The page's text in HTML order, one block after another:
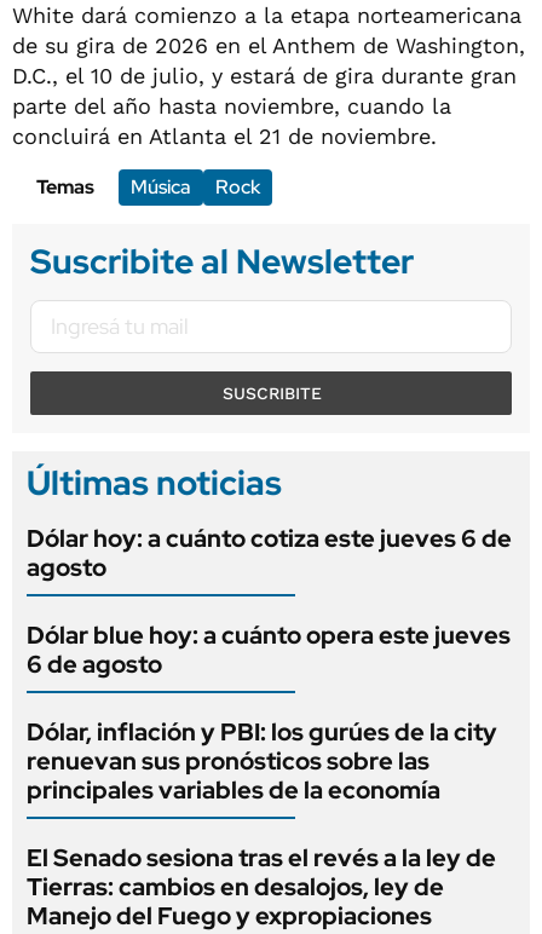
White dará comienzo a la etapa norteamericana
de su gira de 2026 en el Anthem de Washington,
D.C., el 10 de julio, y estará de gira durante gran
parte del año hasta noviembre, cuando la
concluirá en Atlanta el 21 de noviembre.
Temas
Música Rock
Suscribite al Newsletter
SUSCRIBITE
Últimas noticias
Dólar hoy: a cuánto cotiza este jueves 6 de
agosto
Dólar blue hoy: a cuánto opera este jueves
6 de agosto
Dólar, inflación y PBI: los gurúes de la city
renuevan sus pronósticos sobre las
principales variables de la economía
El Senado sesiona tras el revés a la ley de
Tierras: cambios en desalojos, ley de
Manejo del Fuego y expropiaciones